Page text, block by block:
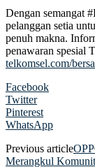
Dengan semangat
pelanggan setia
penuh makna.
penawaran spesial
telkomsel.com/
Facebook
Twitter
Pinterest
WhatsApp
Previous article
Merangkul